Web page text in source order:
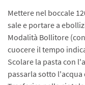
Mettere nel boccale
sale e portare a
Modalità Bollitore
cuocere il tempo
Scolare la pasta con
passarla sotto